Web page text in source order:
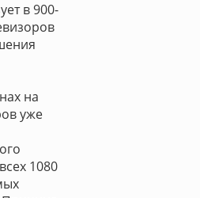
в 900-
на
уже
1080